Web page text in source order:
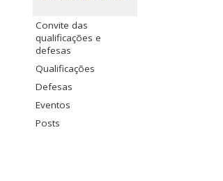
Convite das
qualificações e
defesas
Qualificações
Defesas
Eventos
Posts